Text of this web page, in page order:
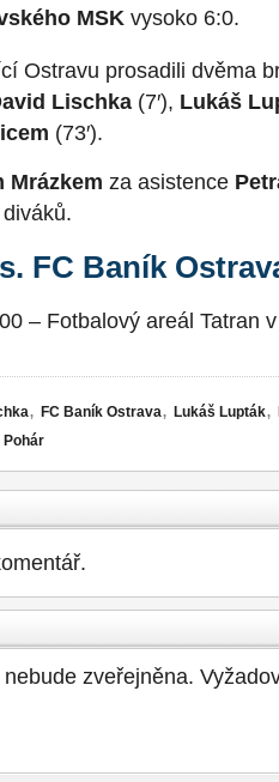
MSK vysoko 6:0.
Ostravu prosadili dvěma
Lischka (7′), Lukáš
(73′).
Mrázkem za asistence
diváků.
FC Baník
– Fotbalový areál Tatran
, FC Baník Ostrava, Lukáš Lupták,
Pohár
zveřejněna.